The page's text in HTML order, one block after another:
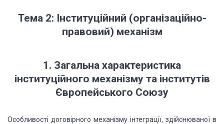
Тема 2: Інституційний (організаційно-
правовий) механізм
1. Загальна характеристика
інституційного механізму та інститутів
Європейського Союзу
Особливості договірного механізму інтеграції, здійснюваної в